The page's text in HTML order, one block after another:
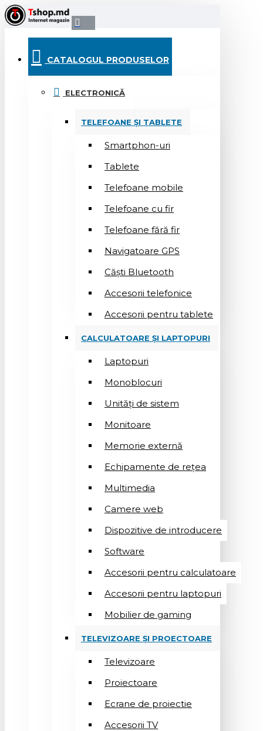
CATALOGUL PRODUSELOR
ELECTRONICĂ
TELEFOANE ȘI TABLETE
Smartphon-uri
Tablete
Telefoane mobile
Telefoane cu fir
Telefoane fără fir
Navigatoare GPS
Căști Bluetooth
Accesorii telefonice
Accesorii pentru tablete
CALCULATOARE ȘI LAPTOPURI
Laptopuri
Monoblocuri
Unități de sistem
Monitoare
Memorie externă
Echipamente de rețea
Multimedia
Camere web
Dispozitive de introducere
Software
Accesorii pentru calculatoare
Accesorii pentru laptopuri
Mobilier de gaming
TELEVIZOARE ȘI PROECTOARE
Televizoare
Proiectoare
Ecrane de proiectie
Accesorii TV